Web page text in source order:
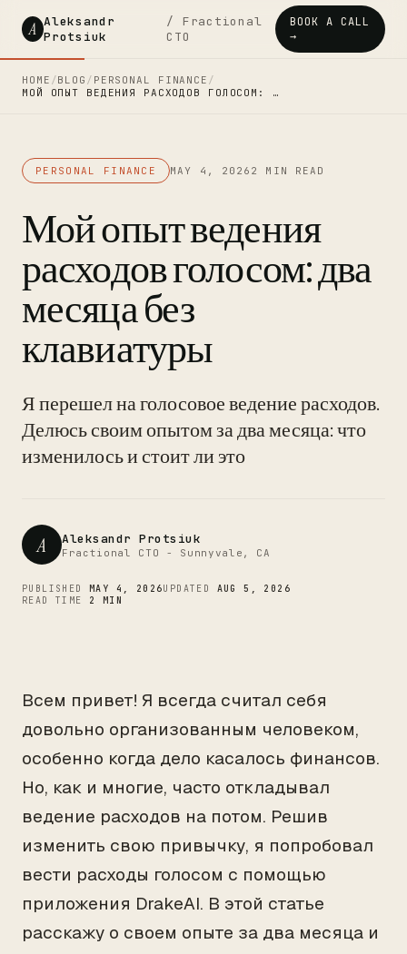
A Aleksandr
Protsiuk
/ Fractional
CTO
BOOK A CALL
→
HOME /BLOG / PERSONAL FINANCE /
МОЙ ОПЫТ ВЕДЕНИЯ РАСХОДОВ ГОЛОСОМ: …
PERSONAL FINANCE MAY 4, 2026 2 MIN READ
Мой опыт ведения
расходов голосом: два
месяца без
клавиатуры
Я перешел на голосовое ведение расходов.
Делюсь своим опытом за два месяца: что
изменилось и стоит ли это
A Aleksandr Protsiuk
Fractional CTO - Sunnyvale, CA
PUBLISHED MAY 4, 2026UPDATED AUG 5, 2026
READ TIME 2 MIN
Всем привет! Я всегда считал себя
довольно организованным человеком,
особенно когда дело касалось финансов.
Но, как и многие, часто откладывал
ведение расходов на потом. Решив
изменить свою привычку, я попробовал
вести расходы голосом с помощью
приложения DrakeAI. В этой статье
расскажу о своем опыте за два месяца и